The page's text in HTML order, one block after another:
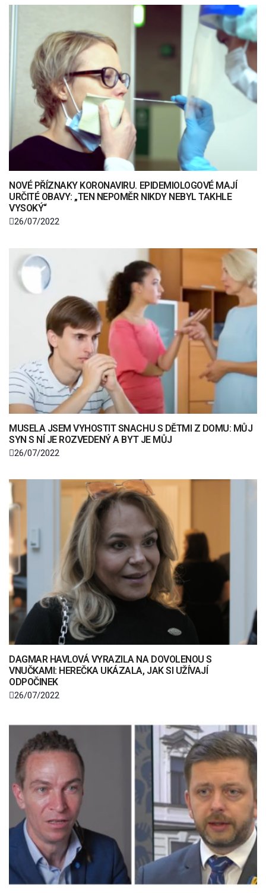
NOVÉ PŘÍZNAKY KORONAVIRU. EPIDEMIOLOGOVÉ MAJÍ
URČITÉ OBAVY: „TEN NEPOMĚR NIKDY NEBYL TAKHLE
VYSOKÝ“
26/07/2022
MUSELA JSEM VYHOSTIT SNACHU S DĚTMI Z DOMU: MŮJ
SYN S NÍ JE ROZVEDENÝ A BYT JE MŮJ
26/07/2022
DAGMAR HAVLOVÁ VYRAZILA NA DOVOLENOU S
VNUČKAMI: HEREČKA UKÁZALA, JAK SI UŽÍVAJÍ
ODPOČINEK
26/07/2022